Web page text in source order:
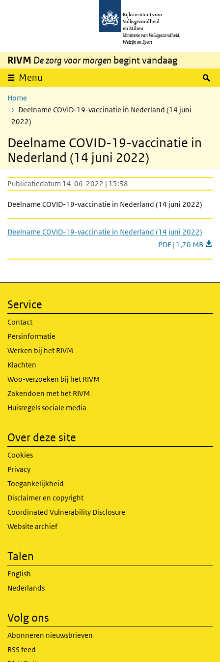
Overslaan en naar de inhoud gaan
Rijksinstituut voor
Volksgezondheid
en Milieu
Ministerie van Volksgezondheid,
Welzijn en Sport
RIVM De zorg voor morgen begint vandaag
Menu
Home
Deelname COVID-19-vaccinatie in Nederland (14 juni
2022)
Deelname COVID-19-vaccinatie in
Nederland (14 juni 2022)
Publicatiedatum 14-06-2022 | 15:38
Deelname COVID-19-vaccinatie in Nederland (14 juni 2022)
Deelname COVID-19-vaccinatie in Nederland (14 juni 2022)
PDF | 1,70 MB
Service
Contact
Persinformatie
Werken bij het RIVM
Klachten
Woo-verzoeken bij het RIVM
Zakendoen met het RIVM
Huisregels sociale media
Over deze site
Cookies
Privacy
Toegankelijkheid
Disclaimer en copyright
Coordinated Vulnerability Disclosure
Website archief
Talen
English
Nederlands
Volg ons
Abonneren nieuwsbrieven
RSS feed